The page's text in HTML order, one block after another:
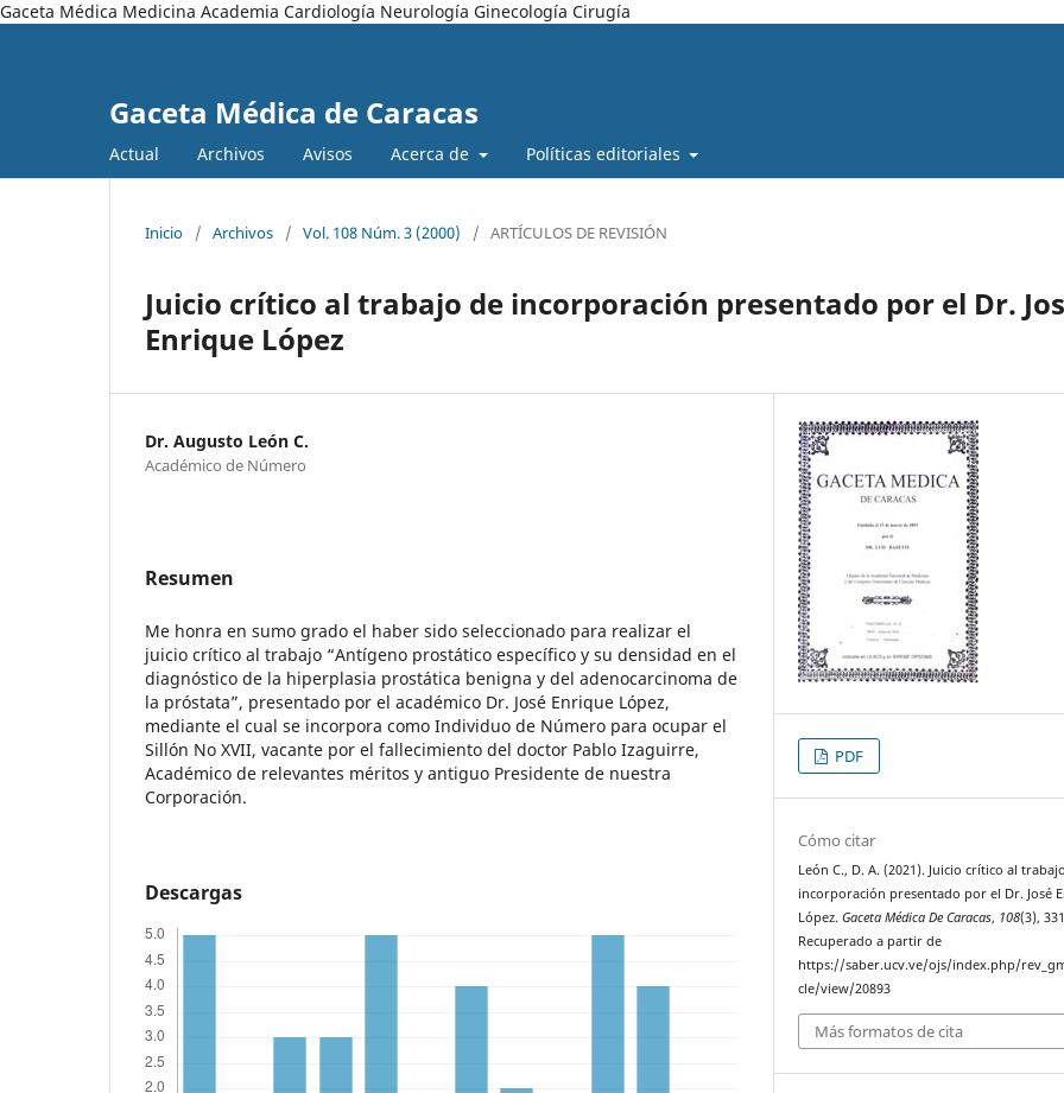
Gaceta Médica Medicina Academia Cardiología Neurología Ginecología Cirugía
Gaceta Médica de Caracas
Actual Archivos Avisos Acerca de Políticas editoriales
Inicio / Archivos / Vol. 108 Núm. 3 (2000) / ARTÍCULOS DE REVISIÓN
Juicio crítico al trabajo de incorporación presentado por el Dr.
Enrique López
Dr. Augusto León C.
Académico de Número
Resumen
Me honra en sumo grado el haber sido seleccionado para realizar el
juicio crítico al trabajo “Antígeno prostático específico y su densidad en el
diagnóstico de la hiperplasia prostática benigna y del adenocarcinoma de
la próstata”, presentado por el académico Dr. José Enrique López,
mediante el cual se incorpora como Individuo de Número para ocupar el
Sillón No XVII, vacante por el fallecimiento del doctor Pablo Izaguirre,
Académico de relevantes méritos y antiguo Presidente de nuestra
Corporación.
Descargas
PDF
Cómo citar
León C., D. A. (2021). Juicio crítico al
incorporación presentado por el Dr. José
López.Gaceta Médica De Caracas, 108(3),
Recuperado a partir de
https://saber.ucv.ve/ojs/index.php/
cle/view/20893
Más formatos de cita